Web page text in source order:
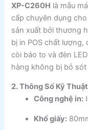
XP-C260H là mẫu
cấp chuyên dụng
sản xuất bởi thương
bị in POS chất
còi báo to và đèn
hàng không bị bỏ
2. Thông Số Kỹ
Công nghệ in:
Khổ giấy: